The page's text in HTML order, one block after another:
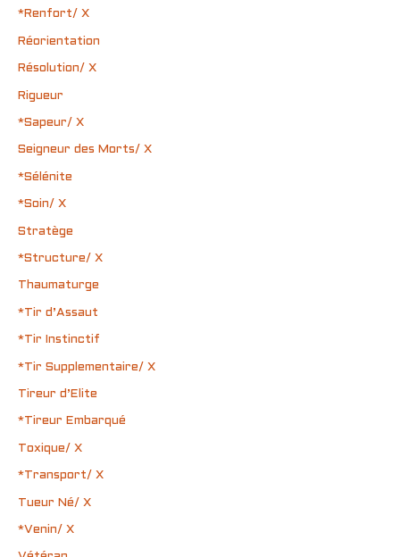
*Renfort/ X
Réorientation
Résolution/ X
Rigueur
*Sapeur/ X
Seigneur des Morts/ X
*Sélénite
*Soin/ X
Stratège
*Structure/ X
Thaumaturge
*Tir d’Assaut
*Tir Instinctif
*Tir Supplementaire/ X
Tireur d’Elite
*Tireur Embarqué
Toxique/ X
*Transport/ X
Tueur Né/ X
*Venin/ X